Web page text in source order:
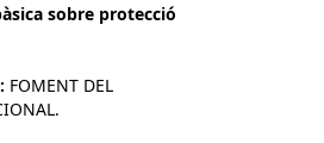
sobre protecció
FOMENT DEL